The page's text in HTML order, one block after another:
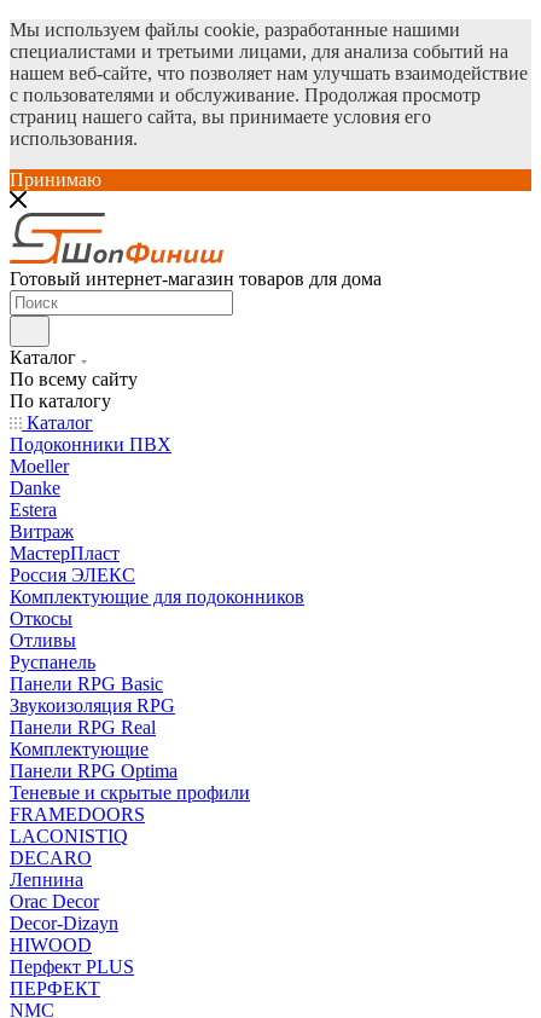
Мы используем файлы cookie, разработанные нашими
специалистами и третьими лицами, для анализа событий на
нашем веб-сайте, что позволяет нам улучшать взаимодействие
с пользователями и обслуживание. Продолжая просмотр
страниц нашего сайта, вы принимаете условия его
использования.
Принимаю
Готовый интернет-магазин товаров для дома
Каталог
По всему сайту
По каталогу
Каталог
Подоконники ПВХ
Moeller
Danke
Estera
Витраж
МастерПласт
Россия ЭЛЕКС
Комплектующие для подоконников
Откосы
Отливы
Руспанель
Панели RPG Basic
Звукоизоляция RPG
Панели RPG Real
Комплектующие
Панели RPG Optima
Теневые и скрытые профили
FRAMEDOORS
LACONISTIQ
DECARO
Лепнина
Orac Decor
Decor-Dizayn
HIWOOD
Перфект PLUS
ПЕРФЕКТ
NMC